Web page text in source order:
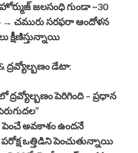
జలసంధి గుండా ~30
చమురు సరఫరా ఆందోళన
క్షీణిస్తున్నాయి
ద్రవ్యోల్బణం డేటా:
పెరిగింది – ప్రధాన
పెంచే అవకాశం ఉందనే
ఒత్తిడిని పెంచుతున్నాయి